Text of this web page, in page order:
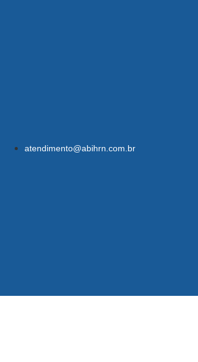
atendimento@abihrn.com.br